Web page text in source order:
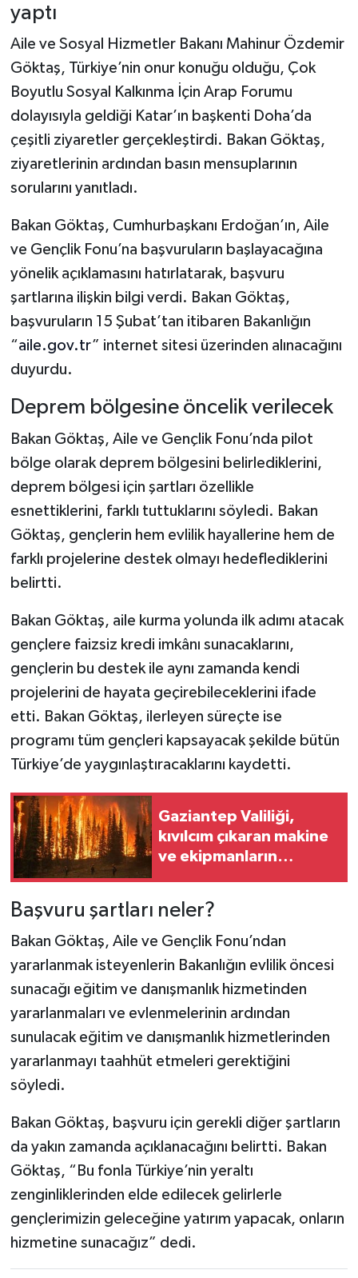
yaptı
Aile ve Sosyal Hizmetler Bakanı Mahinur Özdemir
Göktaş, Türkiye’nin onur konuğu olduğu, Çok
Boyutlu Sosyal Kalkınma İçin Arap Forumu
dolayısıyla geldiği Katar’ın başkenti Doha’da
çeşitli ziyaretler gerçekleştirdi. Bakan Göktaş,
ziyaretlerinin ardından basın mensuplarının
sorularını yanıtladı.
Bakan Göktaş, Cumhurbaşkanı Erdoğan’ın, Aile
ve Gençlik Fonu’na başvuruların başlayacağına
yönelik açıklamasını hatırlatarak, başvuru
şartlarına ilişkin bilgi verdi. Bakan Göktaş,
başvuruların 15 Şubat’tan itibaren Bakanlığın
“aile.gov.tr” internet sitesi üzerinden alınacağını
duyurdu.
Deprem bölgesine öncelik verilecek
Bakan Göktaş, Aile ve Gençlik Fonu’nda pilot
bölge olarak deprem bölgesini belirlediklerini,
deprem bölgesi için şartları özellikle
esnettiklerini, farklı tuttuklarını söyledi. Bakan
Göktaş, gençlerin hem evlilik hayallerine hem de
farklı projelerine destek olmayı hedeflediklerini
belirtti.
Bakan Göktaş, aile kurma yolunda ilk adımı atacak
gençlere faizsiz kredi imkânı sunacaklarını,
gençlerin bu destek ile aynı zamanda kendi
projelerini de hayata geçirebileceklerini ifade
etti. Bakan Göktaş, ilerleyen süreçte ise
programı tüm gençleri kapsayacak şekilde bütün
Türkiye’de yaygınlaştıracaklarını kaydetti.
Gaziantep Valiliği,
kıvılcım çıkaran makine
ve ekipmanların
Başvuru şartları neler?
Bakan Göktaş, Aile ve Gençlik Fonu’ndan
yararlanmak isteyenlerin Bakanlığın evlilik öncesi
sunacağı eğitim ve danışmanlık hizmetinden
yararlanmaları ve evlenmelerinin ardından
sunulacak eğitim ve danışmanlık hizmetlerinden
yararlanmayı taahhüt etmeleri gerektiğini
söyledi.
Bakan Göktaş, başvuru için gerekli diğer şartların
da yakın zamanda açıklanacağını belirtti. Bakan
Göktaş, “Bu fonla Türkiye’nin yeraltı
zenginliklerinden elde edilecek gelirlerle
gençlerimizin geleceğine yatırım yapacak, onların
hizmetine sunacağız” dedi.